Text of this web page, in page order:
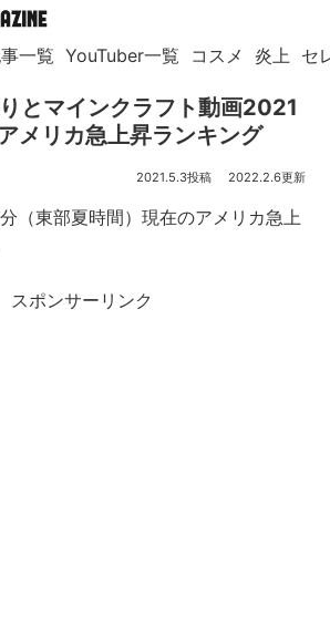
一覧 YouTuber一覧 コスメ 炎上 セ
とマインクラフト動画2021
メリカ急上昇ランキング
2021.5.3 2022.2.6
（東部夏時間）現在のアメリカ急上
スポンサーリンク